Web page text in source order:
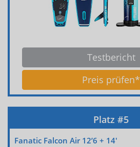
Testbericht
Preis prüfen*
Fanatic Falcon Air 12’6 + 14′